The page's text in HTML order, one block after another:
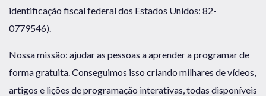
identificação fiscal federal dos Estados Unidos: 82-
0779546).
Nossa missão: ajudar as pessoas a aprender a programar de
forma gratuita. Conseguimos isso criando milhares de vídeos,
artigos e lições de programação interativas, todas disponíveis